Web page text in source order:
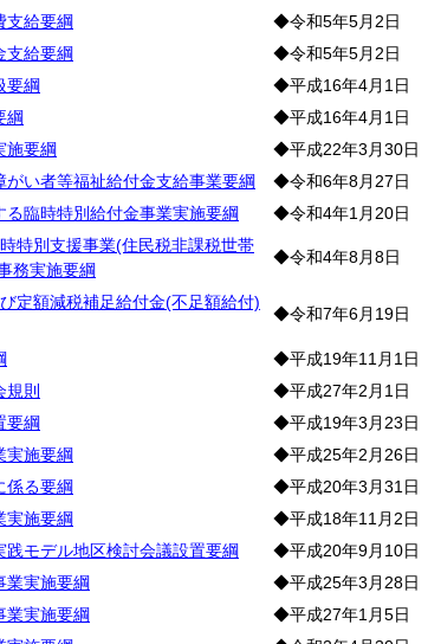
支給要綱
◆令和5年5月2日
支給要綱
◆令和5年5月2日
要綱
◆平成16年4月1日
綱
◆平成16年4月1日
施要綱
◆平成22年3月30日
い者等福祉給付金支給事業要綱
◆令和6年8月27日
臨時特別給付金事業実施要綱
◆令和4年1月20日
特別支援事業(住民税非課税世帯
務実施要綱
◆令和4年8月8日
定額減税補足給付金(不足額給付)
◆令和7年6月19日
◆平成19年11月1日
則
◆平成27年2月1日
要綱
◆平成19年3月23日
実施要綱
◆平成25年2月26日
係る要綱
◆平成20年3月31日
実施要綱
◆平成18年11月2日
モデル地区検討会議設置要綱
◆平成20年9月10日
業実施要綱
◆平成25年3月28日
業実施要綱
◆平成27年1月5日